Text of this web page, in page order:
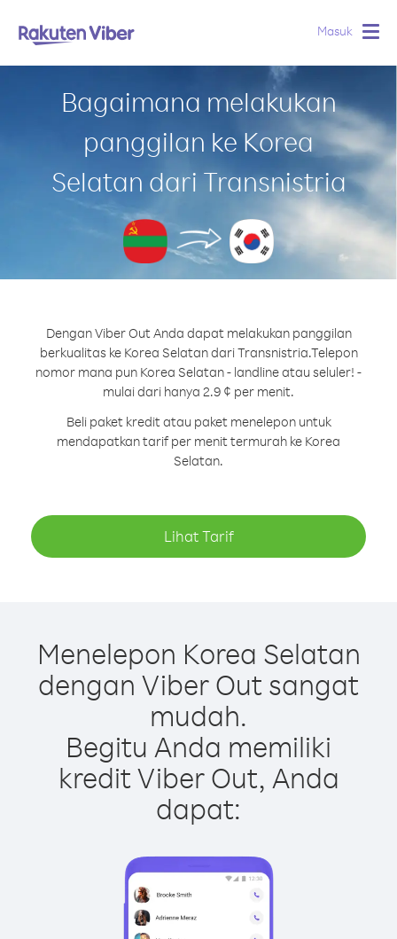
Masuk
Bagaimana melakukan
panggilan ke Korea
Selatan dari Transnistria
Dengan Viber Out Anda dapat melakukan panggilan
berkualitas ke Korea Selatan dari Transnistria.Telepon
nomor mana pun Korea Selatan - landline atau seluler! -
mulai dari hanya 2.9 ¢ per menit.
Beli paket kredit atau paket menelepon untuk
mendapatkan tarif per menit termurah ke Korea
Selatan.
Lihat Tarif
Menelepon Korea Selatan
dengan Viber Out sangat
mudah.
Begitu Anda memiliki
kredit Viber Out, Anda
dapat: